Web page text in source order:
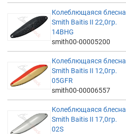
Колеблющаяся блесна
Smith Baitis II 22,0гр.
14BHG
smith00-00005200
Колеблющаяся блесна
Smith Baitis II 12,0гр.
05GFR
smith00-00006557
Колеблющаяся блесна
Smith Baitis II 17,0гр.
02S